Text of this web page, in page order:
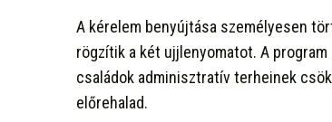
A kérelem benyújtása személyesen
rögzítik a két ujjlenyomatot. A
családok adminisztratív terheinek
előrehalad.